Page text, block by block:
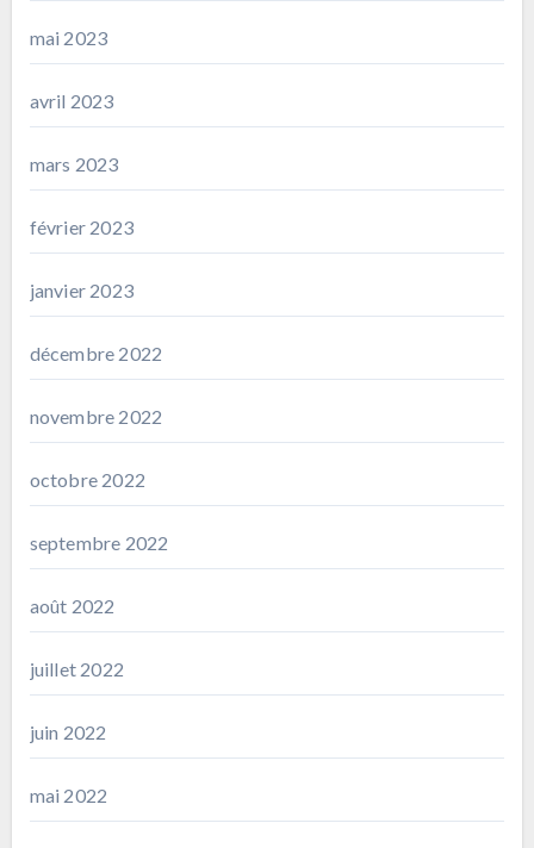
mai 2023
avril 2023
mars 2023
février 2023
janvier 2023
décembre 2022
novembre 2022
octobre 2022
septembre 2022
août 2022
juillet 2022
juin 2022
mai 2022